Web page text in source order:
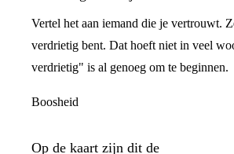
Vertel het aan iemand die je vertrouwt.
verdrietig bent. Dat hoeft niet in veel
verdrietig" is al genoeg om te beginnen.
Boosheid
Op de kaart zijn dit de